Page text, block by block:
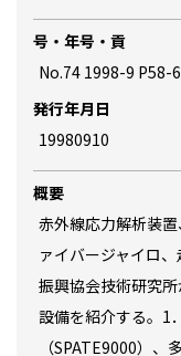
号・年号・貢
No.74 1998-9 P58-
発行年月日
19980910
概要
赤外線応力解析装
ァイバージャイロ
振興協会技術研究
設備を紹介する。1
（SPATE9000）、